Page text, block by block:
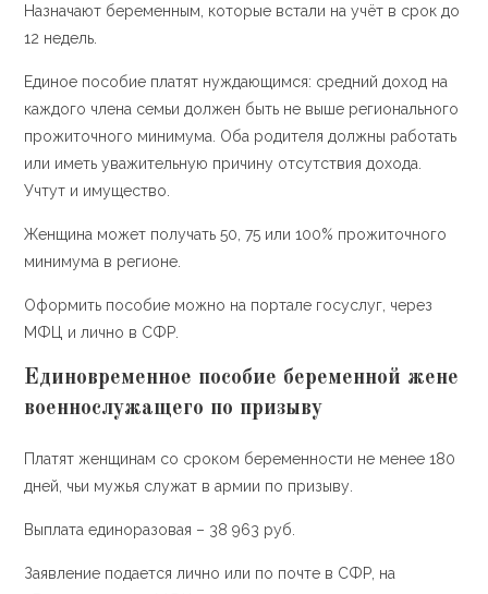
Назначают беременным, которые встали на учёт в срок до
12 недель.
Единое пособие платят нуждающимся: средний доход на
каждого члена семьи должен быть не выше регионального
прожиточного минимума. Оба родителя должны работать
или иметь уважительную причину отсутствия дохода.
Учтут и имущество.
Женщина может получать 50, 75 или 100% прожиточного
минимума в регионе.
Оформить пособие можно на портале госуслуг, через
МФЦ и лично в СФР.
Единовременное пособие беременной жене
военнослужащего по призыву
Платят женщинам со сроком беременности не менее 180
дней, чьи мужья служат в армии по призыву.
Выплата единоразовая – 38 963 руб.
Заявление подается лично или по почте в СФР, на